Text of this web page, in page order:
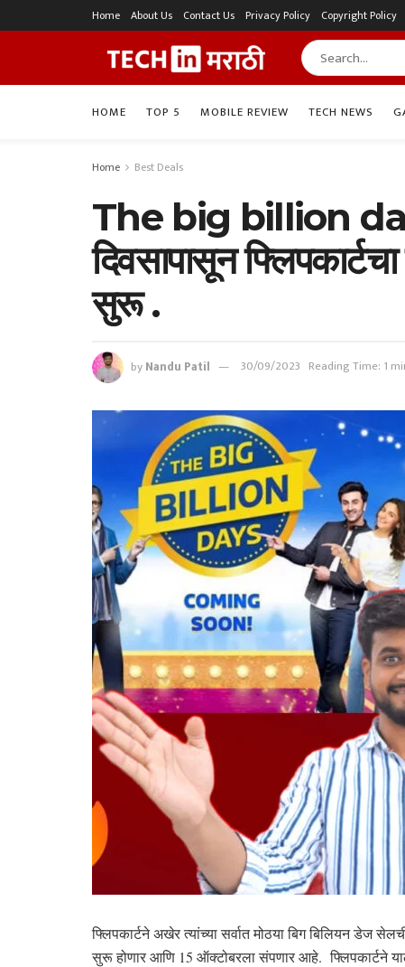
Home About Us Contact Us Privacy Policy Copyright Policy
HOME TOP 5 MOBILE REVIEW TECH NEWS
Home Best Deals
The big billion
दिवसापासून
सुरू .
byNandu Patil 30/09/2023 Reading Time: 1
फ्लिपकार्टने अखेर त्यांच्या सर्वात मोठया बिग बिलियन डेज
सुरू होणार आणि 15 ऑक्टोबरला संपणार आहे. फ्लिपकार्टने